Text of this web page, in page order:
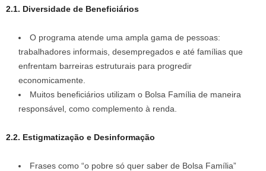
2.1. Diversidade de Beneficiários
O programa atende uma ampla gama de pessoas:
trabalhadores informais, desempregados e até famílias que
enfrentam barreiras estruturais para progredir
economicamente.
Muitos beneficiários utilizam o Bolsa Família de maneira
responsável, como complemento à renda.
2.2. Estigmatização e Desinformação
Frases como “o pobre só quer saber de Bolsa Família”